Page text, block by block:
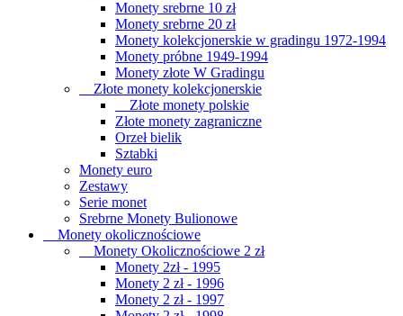
Monety srebrne 10 zł
Monety srebrne 20 zł
Monety kolekcjonerskie w gradingu 1972-1994
Monety próbne 1949-1994
Monety złote W Gradingu
Złote monety kolekcjonerskie
Złote monety polskie
Złote monety zagraniczne
Orzeł bielik
Sztabki
Monety euro
Zestawy
Serie monet
Srebrne Monety Bulionowe
Monety okolicznościowe
Monety Okolicznościowe 2 zł
Monety 2zł - 1995
Monety 2 zł - 1996
Monety 2 zł - 1997